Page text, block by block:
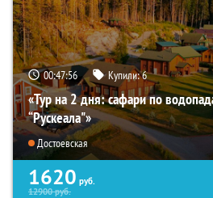
00:47:54 Купили:6
«Тур на 2 дня: сафари по
“Рускеала"»
Достоевская
1620 руб.
12900руб.